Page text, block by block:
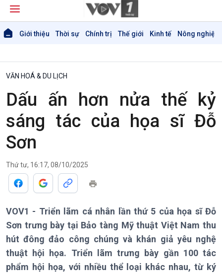
Giới thiệu Thời sự Chính trị Thế giới Kinh tế Nông nghiệp
VĂN HOÁ & DU LỊCH
Dấu ấn hơn nửa thế kỷ
sáng tác của họa sĩ Đỗ
Sơn
Thứ tư, 16:17, 08/10/2025
VOV1 - Triển lãm cá nhân lần thứ 5 của họa sĩ Đỗ
Sơn trưng bày tại Bảo tàng Mỹ thuật Việt Nam thu
hút đông đảo công chúng và khán giả yêu nghệ
thuật hội họa. Triển lãm trưng bày gần 100 tác
phẩm hội họa, với nhiều thể loại khác nhau, từ ký